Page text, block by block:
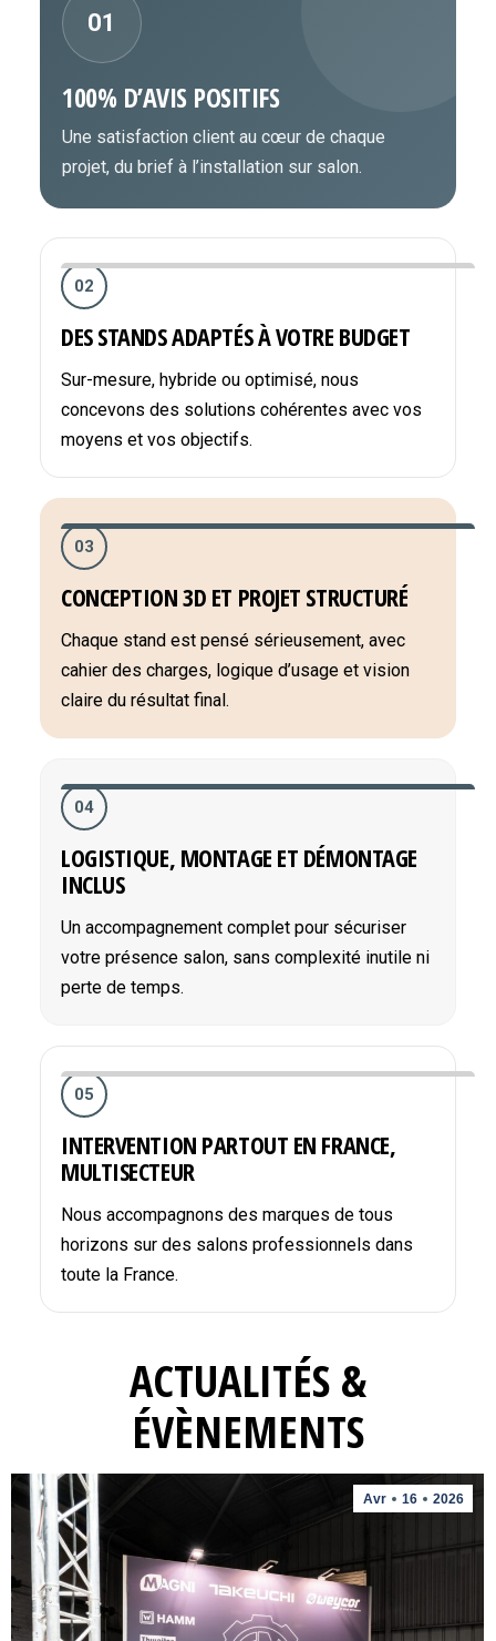
01
100% D’AVIS POSITIFS
Une satisfaction client au cœur de chaque
projet, du brief à l’installation sur salon.
02
DES STANDS ADAPTÉS À VOTRE BUDGET
Sur-mesure, hybride ou optimisé, nous
concevons des solutions cohérentes avec vos
moyens et vos objectifs.
03
CONCEPTION 3D ET PROJET STRUCTURÉ
Chaque stand est pensé sérieusement, avec
cahier des charges, logique d’usage et vision
claire du résultat final.
04
LOGISTIQUE, MONTAGE ET DÉMONTAGE
INCLUS
Un accompagnement complet pour sécuriser
votre présence salon, sans complexité inutile ni
perte de temps.
05
INTERVENTION PARTOUT EN FRANCE,
MULTISECTEUR
Nous accompagnons des marques de tous
horizons sur des salons professionnels dans
toute la France.
ACTUALITÉS &
ÉVÈNEMENTS
Avr 16 2026